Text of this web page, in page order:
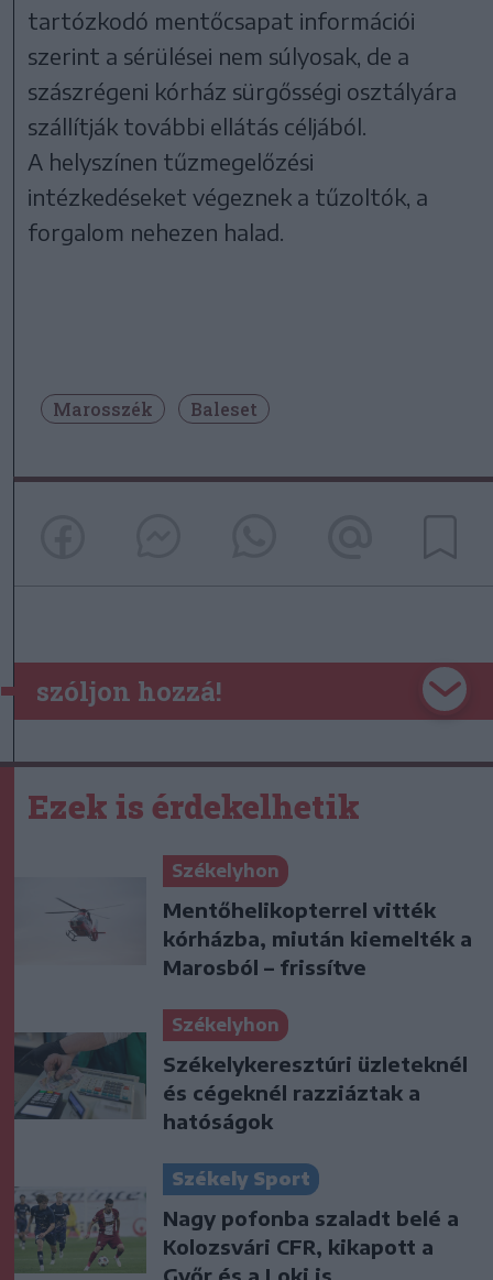
tartózkodó mentőcsapat információi
szerint a sérülései nem súlyosak, de a
szászrégeni kórház sürgősségi osztályára
szállítják további ellátás céljából.
A helyszínen tűzmegelőzési
intézkedéseket végeznek a tűzoltók, a
forgalom nehezen halad.
Marosszék Baleset
szóljon hozzá!
Ezek is érdekelhetik
Székelyhon
Mentőhelikopterrel vitték
kórházba, miután kiemelték a
Marosból – frissítve
Székelyhon
Székelykeresztúri üzleteknél
és cégeknél razziáztak a
hatóságok
Székely Sport
Nagy pofonba szaladt belé a
Kolozsvári CFR, kikapott a